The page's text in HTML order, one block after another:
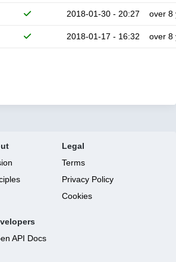
2018-01-30 - 20:27 over 8
2018-01-17 - 16:32 over 8
Legal
Terms
Privacy Policy
Cookies
API Docs